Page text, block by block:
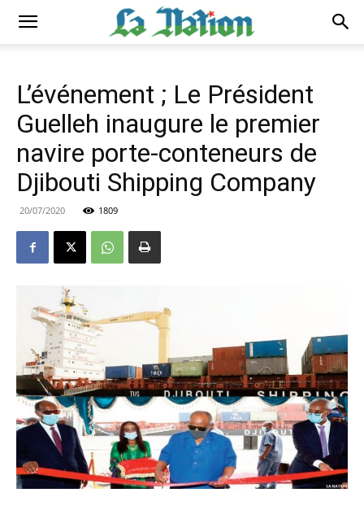
L’événement ; Le Président
Guelleh inaugure le premier
navire porte-conteneurs de
Djibouti Shipping Company
20/07/2020 1809